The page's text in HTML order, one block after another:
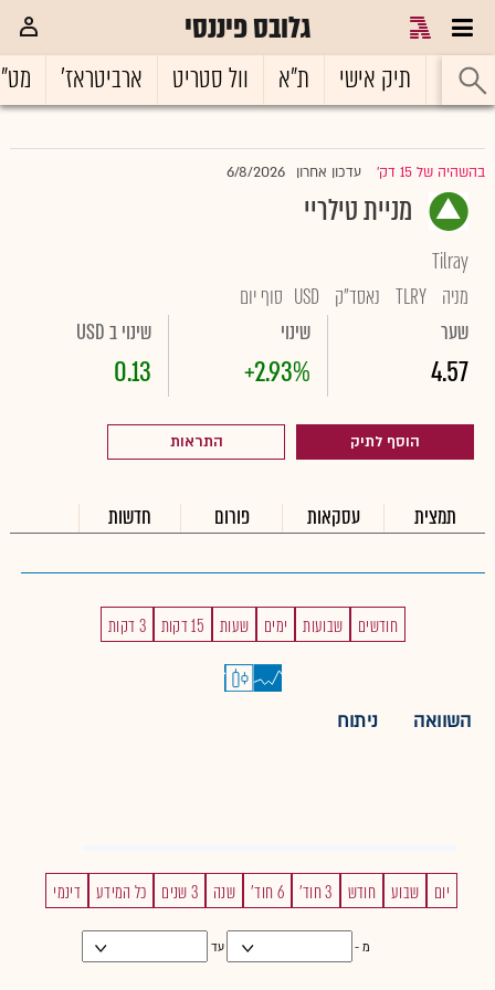
גלובס פיננסי
ראשי תיק אישי ת"א וול סטריט ארביטראז'
בהשהיה של 15 דק' עדכון אחרון 6/8/2026
מניית טילריי
Tilray
מניה TLRY נאסד"ק USD סוף יום
שער
4.57
שינוי
+2.93%
שינוי ב USD
0.13
הוסף לתיק התראות
תמצית עסקאות פורום חדשות
חודשים שבועות ימים שעות 15 דקות 3 דקות
השוואה ניתוח
יום שבוע חודש 3 חוד' 6 חוד' שנה 3 שנים כל המידע דינמי
מ - עד